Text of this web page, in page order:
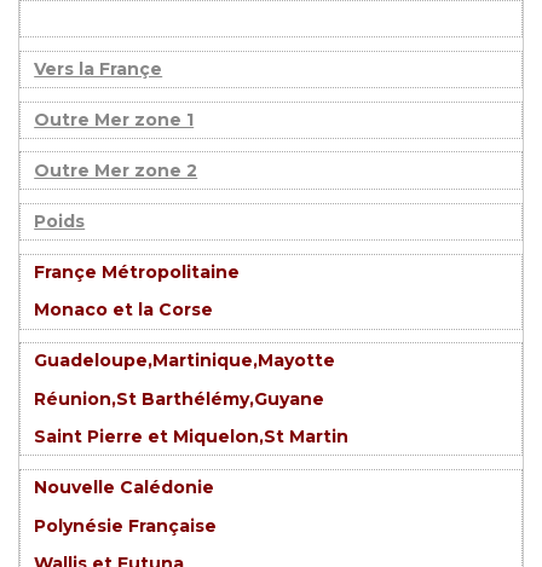
Vers la Françe
Outre Mer zone 1
Outre Mer zone 2
Poids
Françe Métropolitaine
Monaco et la Corse
Guadeloupe,Martinique,Mayotte
Réunion,St Barthélémy,Guyane
Saint Pierre et Miquelon,St Martin
Nouvelle Calédonie
Polynésie Française